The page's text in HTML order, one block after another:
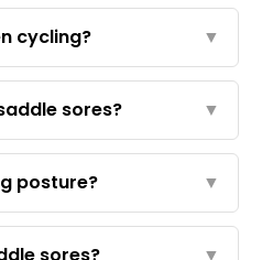
cycling? ▼
sores? ▼
posture? ▼